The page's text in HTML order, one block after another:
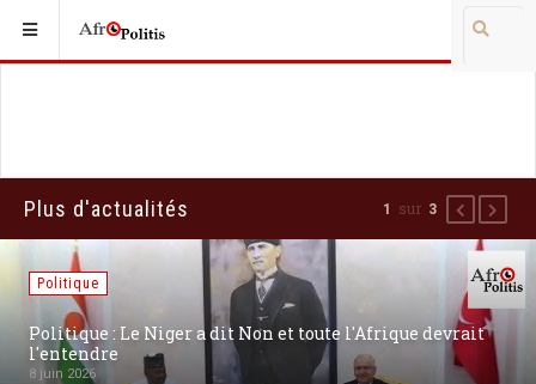
Plus d'actualités
Politique
Politique : Le Niger a dit Non et toute l'Afrique devrait
l'entendre
8 juin 2026
1 sur 3 Précédent